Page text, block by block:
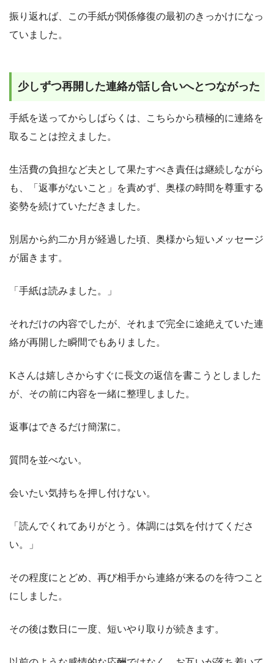
振り返れば、この手紙が関係修復の最初のきっかけになっ
ていました。
少しずつ再開した連絡が話し合いへとつながった
手紙を送ってからしばらくは、こちらから積極的に連絡を
取ることは控えました。
生活費の負担など夫として果たすべき責任は継続しながら
も、「返事がないこと」を責めず、奥様の時間を尊重する
姿勢を続けていただきました。
別居から約二か月が経過した頃、奥様から短いメッセージ
が届きます。
「手紙は読みました。」
それだけの内容でしたが、それまで完全に途絶えていた連
絡が再開した瞬間でもありました。
Kさんは嬉しさからすぐに長文の返信を書こうとしました
が、その前に内容を一緒に整理しました。
返事はできるだけ簡潔に。
質問を並べない。
会いたい気持ちを押し付けない。
「読んでくれてありがとう。体調には気を付けてくださ
い。」
その程度にとどめ、再び相手から連絡が来るのを待つこと
にしました。
その後は数日に一度、短いやり取りが続きます。